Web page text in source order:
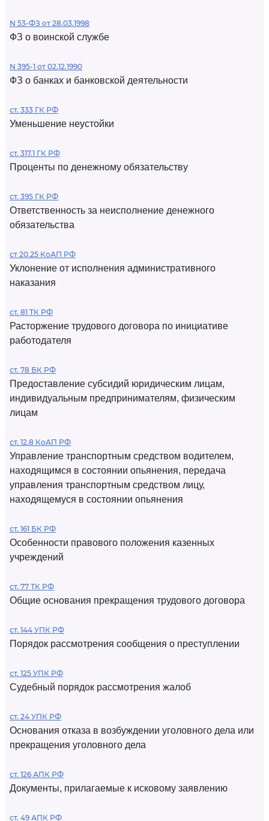
N 53-ФЗ от 28.03.1998
ФЗ о воинской службе
N 395-1 от 02.12.1990
ФЗ о банках и банковской деятельности
ст. 333 ГК РФ
Уменьшение неустойки
ст. 317.1 ГК РФ
Проценты по денежному обязательству
ст. 395 ГК РФ
Ответственность за неисполнение денежного
обязательства
ст 20.25 КоАП РФ
Уклонение от исполнения административного
наказания
ст. 81 ТК РФ
Расторжение трудового договора по инициативе
работодателя
ст. 78 БК РФ
Предоставление субсидий юридическим лицам,
индивидуальным предпринимателям, физическим
лицам
ст. 12.8 КоАП РФ
Управление транспортным средством водителем,
находящимся в состоянии опьянения, передача
управления транспортным средством лицу,
находящемуся в состоянии опьянения
ст. 161 БК РФ
Особенности правового положения казенных
учреждений
ст. 77 ТК РФ
Общие основания прекращения трудового договора
ст. 144 УПК РФ
Порядок рассмотрения сообщения о преступлении
ст. 125 УПК РФ
Судебный порядок рассмотрения жалоб
ст. 24 УПК РФ
Основания отказа в возбуждении уголовного дела или
прекращения уголовного дела
ст. 126 АПК РФ
Документы, прилагаемые к исковому заявлению
ст. 49 АПК РФ